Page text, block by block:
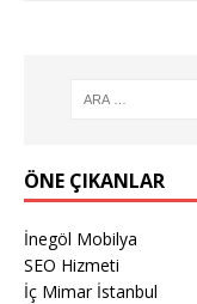
ÖNE ÇIKANLAR
İnegöl Mobilya
SEO Hizmeti
İç Mimar İstanbul